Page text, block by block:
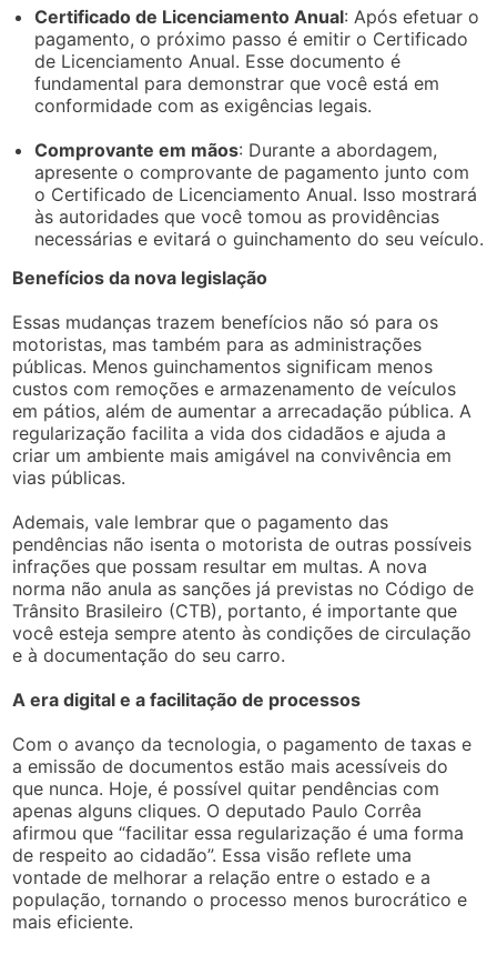
Certificado de Licenciamento Anual: Após efetuar o
pagamento, o próximo passo é emitir o Certificado
de Licenciamento Anual. Esse documento é
fundamental para demonstrar que você está em
conformidade com as exigências legais.
Comprovante em mãos: Durante a abordagem,
apresente o comprovante de pagamento junto com
o Certificado de Licenciamento Anual. Isso mostrará
às autoridades que você tomou as providências
necessárias e evitará o guinchamento do seu veículo.
Benefícios da nova legislação
Essas mudanças trazem benefícios não só para os
motoristas, mas também para as administrações
públicas. Menos guinchamentos significam menos
custos com remoções e armazenamento de veículos
em pátios, além de aumentar a arrecadação pública. A
regularização facilita a vida dos cidadãos e ajuda a
criar um ambiente mais amigável na convivência em
vias públicas.
Ademais, vale lembrar que o pagamento das
pendências não isenta o motorista de outras possíveis
infrações que possam resultar em multas. A nova
norma não anula as sanções já previstas no Código de
Trânsito Brasileiro (CTB), portanto, é importante que
você esteja sempre atento às condições de circulação
e à documentação do seu carro.
A era digital e a facilitação de processos
Com o avanço da tecnologia, o pagamento de taxas e
a emissão de documentos estão mais acessíveis do
que nunca. Hoje, é possível quitar pendências com
apenas alguns cliques. O deputado Paulo Corrêa
afirmou que “facilitar essa regularização é uma forma
de respeito ao cidadão”. Essa visão reflete uma
vontade de melhorar a relação entre o estado e a
população, tornando o processo menos burocrático e
mais eficiente.